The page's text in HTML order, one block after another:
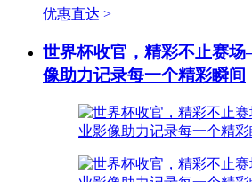
优惠直达 >
世界杯收官，精彩不止赛
像助力记录每一个精彩瞬间